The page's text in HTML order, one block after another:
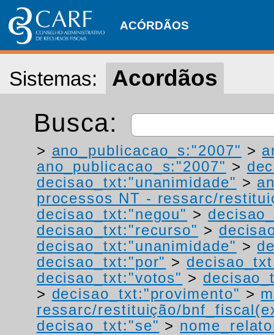
ACÓRDÃOS
Sistemas: Acordãos
Busca:
> ano_publicacao_s:"2007" >
ano_publicacao_s:"2007" >
decisao_txt:"unanimidade" >
processos NT - ressarc/
decisao_txt:"negou" >
decisao_txt:"recurso" >
decisao_txt:"unanimidade" >
decisao_txt:"por" >
decisao_txt:"votos" >
> decisao_txt:"provimento" >
ressarc/restituição/
decisao_txt:"se" >